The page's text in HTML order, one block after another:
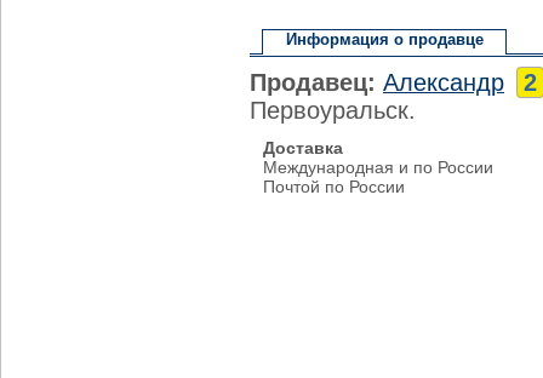
Информация о продавце
Продавец: Александр
2
Первоуральск.
Доставка
Международная и по России
Почтой по России